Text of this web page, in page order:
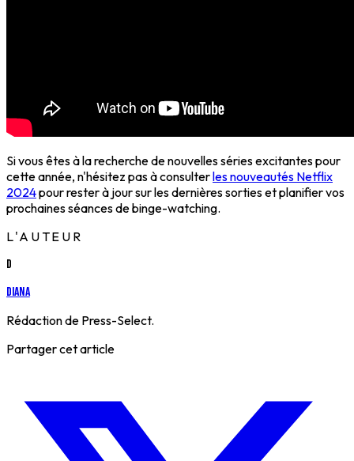
Si vous êtes à la recherche de nouvelles séries excitantes pour
cette année, n'hésitez pas à consulterles nouveautés Netflix
2024pour rester à jour sur les dernières sorties et planifier vos
prochaines séances de binge-watching.
L'AUTEUR
D
Diana
Rédaction de Press-Select.
Partager cet article